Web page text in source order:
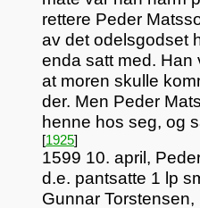
rettere Peder
av det odelsgodset
enda satt med. Han
at moren skulle
der. Men Peder
henne hos seg, og
[1925]
1599 10. april,
d.e. pantsatte 1 lp
Gunnar